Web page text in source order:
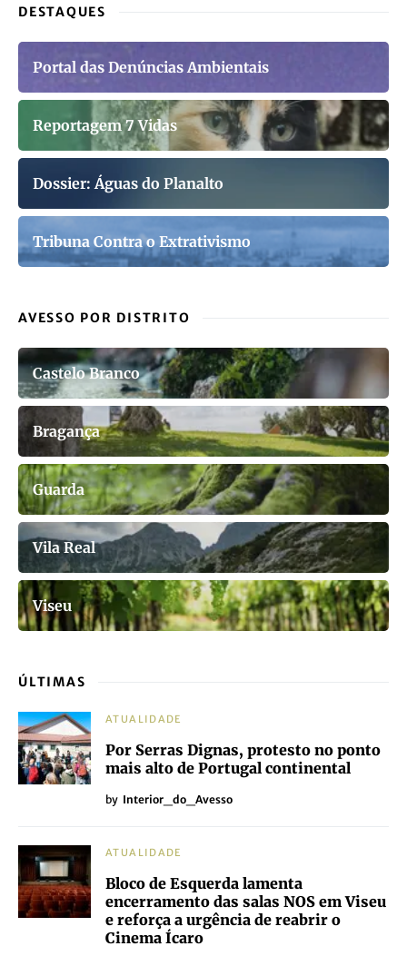
DESTAQUES
Portal das Denúncias Ambientais
Reportagem 7 Vidas
Dossier: Águas do Planalto
Tribuna Contra o Extrativismo
AVESSO POR DISTRITO
Castelo Branco
Bragança
Guarda
Vila Real
Viseu
ÚLTIMAS
ATUALIDADE
Por Serras Dignas, protesto no ponto
mais alto de Portugal continental
by Interior_do_Avesso
ATUALIDADE
Bloco de Esquerda lamenta
encerramento das salas NOS em Viseu
e reforça a urgência de reabrir o
Cinema Ícaro